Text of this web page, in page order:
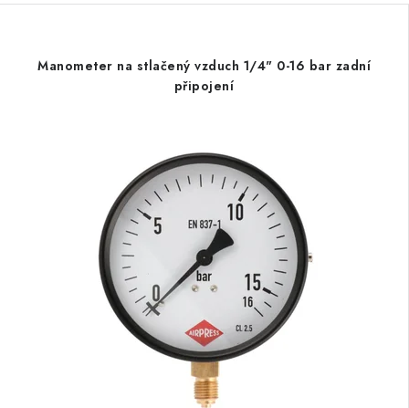
Manometer na stlačený vzduch 1/4" 0-16 bar zadní
připojení